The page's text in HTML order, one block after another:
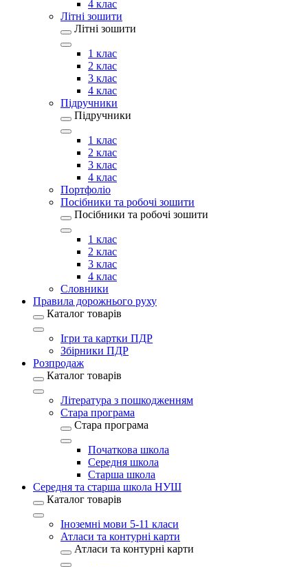
4 клас
Літні зошити
Літні зошити
1 клас
2 клас
3 клас
4 клас
Підручники
Підручники
1 клас
2 клас
3 клас
4 клас
Портфоліо
Посібники та робочі зошити
Посібники та робочі зошити
1 клас
2 клас
3 клас
4 клас
Словники
Правила дорожнього руху
Каталог товарів
Ігри та картки ПДР
Збірники ПДР
Розпродаж
Каталог товарів
Література з пошкодженням
Стара програма
Стара програма
Початкова школа
Середня школа
Старша школа
Середня та старша школа НУШ
Каталог товарів
Іноземні мови 5-11 класи
Атласи та контурні карти
Атласи та контурні карти